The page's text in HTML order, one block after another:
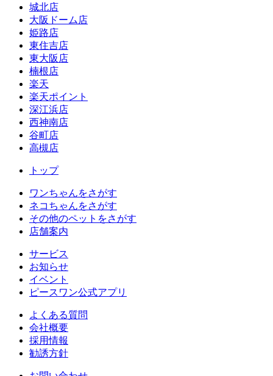
城北店
大阪ドーム店
姫路店
東住吉店
東大阪店
楠根店
楽天
楽天ポイント
深江浜店
西神南店
谷町店
高槻店
トップ
ワンちゃんをさがす
ネコちゃんをさがす
その他のペットをさがす
店舗案内
サービス
お知らせ
イベント
ピースワン公式アプリ
よくある質問
会社概要
採用情報
勧誘方針